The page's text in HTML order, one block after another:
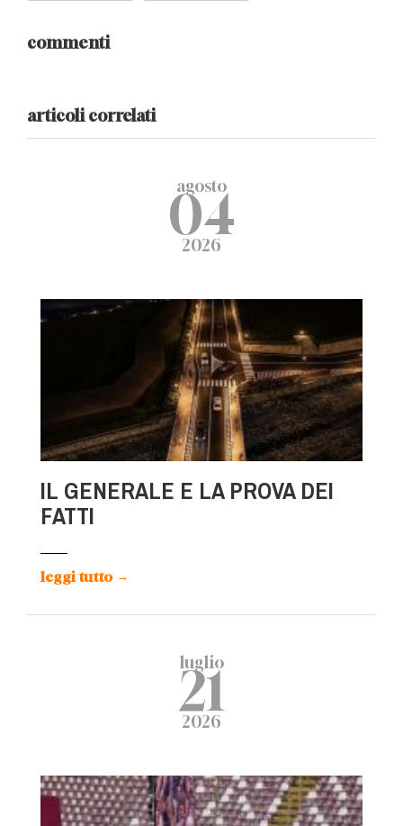
commenti
articoli correlati
agosto
04
2026
IL GENERALE E LA PROVA DEI
FATTI
leggi tutto →
luglio
21
2026